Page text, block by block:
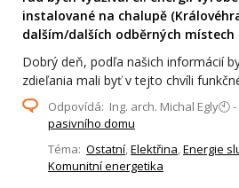
instalované na chalupě
dalším/dalších odběrných místech
Dobrý deň, podľa našich informácií
zdieľania mali byť v tejto chvíli
Odpovídá: Ing. arch. Michal Egly🕙 -
pasivního domu
Téma: Ostatní,Elektřina,Energie
Komunitní energetika